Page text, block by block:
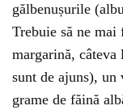
gălbenușurile
Trebuie să ne
margarină,
sunt de ajuns), un
grame de făină